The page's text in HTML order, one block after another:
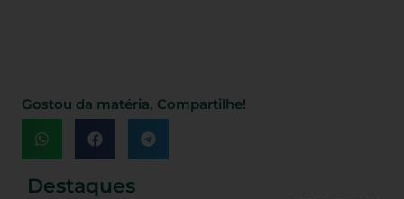
Gostou da matéria, Compartilhe!
Destaques